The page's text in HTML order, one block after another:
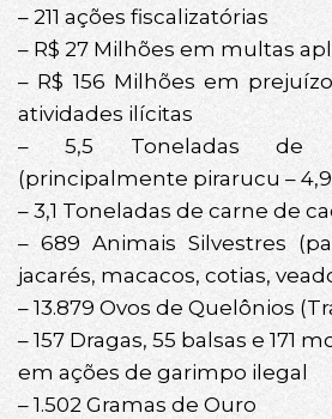
– 211 ações fiscalizatórias
– R$ 27 Milhões em multas
– R$ 156 Milhões em
atividades ilícitas
– 5,5 Toneladas de
(principalmente pirarucu –
– 3,1 Toneladas de carne de
– 689 Animais Silvestres
jacarés, macacos, cotias,
– 13.879 Ovos de Quelônios
– 157 Dragas, 55 balsas e 171
em ações de garimpo ilegal
– 1.502 Gramas de Ouro